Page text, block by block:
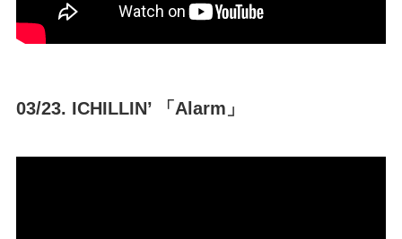
03/23. ICHILLIN’ 「Alarm」